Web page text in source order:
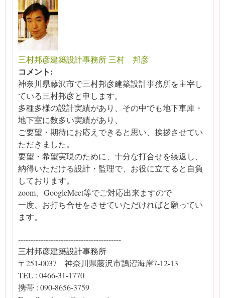
三村邦彦建築設計事務所 三村 邦彦
コメント:
神奈川県藤沢市で三村邦彦建築設計事務所を主宰し
ている三村邦彦と申します。
多種多様の設計実績があり、その中でも地下車庫・
地下室に数多い実績があり、
ご要望・期待にお応えできると思い、挨拶させてい
ただきました。
要望・希望実現のために、十分な打合せを繰返し、
納得いただける設計・監理で、お役に立てると自負
しております。
zoom、GoogleMeet等でご対応出来ますので
一度、お打ち合せをさせていただければと願ってい
ます。
-----------------------------------------
三村邦彦建築設計事務所
〒251-0037 神奈川県藤沢市鵠沼海岸7-12-13
TEL : 0466-31-1770
携帯 : 090-8656-3759